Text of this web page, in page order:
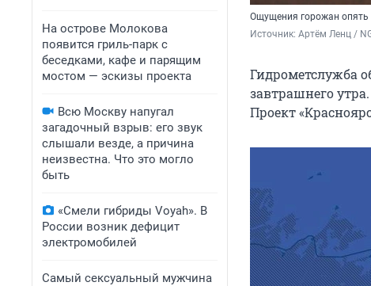
На острове Молокова
появится гриль-парк с
беседками, кафе и парящим
мостом — эскизы проекта
Всю Москву напугал
загадочный взрыв: его звук
слышали везде, а причина
неизвестна. Что это могло
быть
«Смели гибриды Voyah». В
России возник дефицит
электромобилей
Самый сексуальный мужчина
Ощущения горожан опять
Источник: Артём Ленц /
Гидрометслужба
завтрашнего
Проект